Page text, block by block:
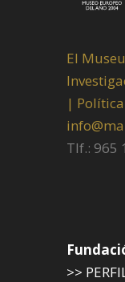
El Museu
|
Tlf.: 965
>>